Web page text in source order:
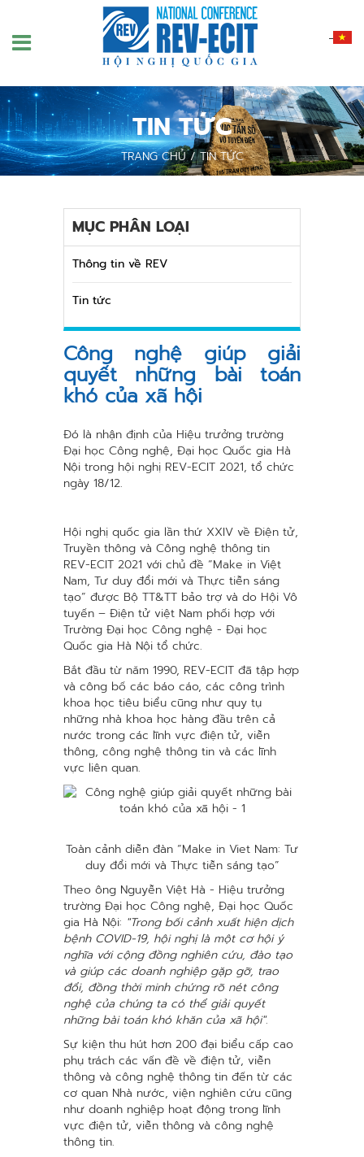
nội
TIN TỨC
TRANG CHỦ/TIN TỨC
MỤC PHÂN LOẠI
Thông tin về REV
Tin tức
Công nghệ giúp giải
quyết những bài toán
khó của xã hội
Đó là nhận định của Hiệu trưởng trường
Đại học Công nghệ, Đại học Quốc gia Hà
Nội trong hội nghị REV-ECIT 2021, tổ chức
ngày 18/12.
Hội nghị quốc gia lần thứ XXIV về Điện tử,
Truyền thông và Công nghệ thông tin
REV-ECIT 2021 với chủ đề “Make in Việt
Nam, Tư duy đổi mới và Thực tiễn sáng
tạo” được Bộ TT&TT bảo trợ và do Hội Vô
tuyến – Điện tử việt Nam phối hợp với
Trường Đại học Công nghệ - Đại học
Quốc gia Hà Nội tổ chức.
Bắt đầu từ năm 1990, REV-ECIT đã tập hợp
và công bố các báo cáo, các công trình
khoa học tiêu biểu cũng như quy tụ
những nhà khoa học hàng đầu trên cả
nước trong các lĩnh vực điện tử, viễn
thông, công nghệ thông tin và các lĩnh
vực liên quan.
Toàn cảnh diễn đàn “Make in Viet Nam: Tư
duy đổi mới và Thực tiễn sáng tạo”
Theo ông Nguyễn Việt Hà - Hiệu trưởng
trường Đại học Công nghệ, Đại học Quốc
gia Hà Nội: "Trong bối cảnh xuất hiện dịch
bệnh COVID-19, hội nghị là một cơ hội ý
nghĩa với cộng đồng nghiên cứu, đào tạo
và giúp các doanh nghiệp gặp gỡ, trao
đổi, đồng thời minh chứng rõ nét công
nghệ của chúng ta có thể giải quyết
những bài toán khó khăn của xã hội".
Sự kiện thu hút hơn 200 đại biểu cấp cao
phụ trách các vấn đề về điện tử, viễn
thông và công nghệ thông tin đến từ các
cơ quan Nhà nước, viện nghiên cứu cũng
như doanh nghiệp hoạt động trong lĩnh
vực điện tử, viễn thông và công nghệ
thông tin.